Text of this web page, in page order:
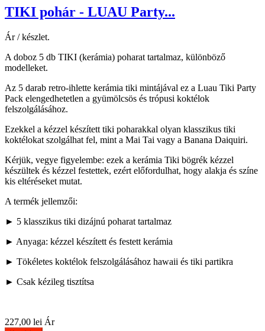
TIKI pohár - LUAU Party...
Ár / készlet.
A doboz 5 db TIKI (kerámia) poharat tartalmaz, különböző
modelleket.
Az 5 darab retro-ihlette kerámia tiki mintájával ez a Luau Tiki Party
Pack elengedhetetlen a gyümölcsös és trópusi koktélok
felszolgálásához.
Ezekkel a kézzel készített tiki poharakkal olyan klasszikus tiki
koktélokat szolgálhat fel, mint a Mai Tai vagy a Banana Daiquiri.
Kérjük, vegye figyelembe: ezek a kerámia Tiki bögrék kézzel
készültek és kézzel festettek, ezért előfordulhat, hogy alakja és színe
kis eltéréseket mutat.
A termék jellemzői:
► 5 klasszikus tiki dizájnú poharat tartalmaz
► Anyaga: kézzel készített és festett kerámia
► Tökéletes koktélok felszolgálásához hawaii és tiki partikra
► Csak kézileg tisztítsa
227,00 lei Ár